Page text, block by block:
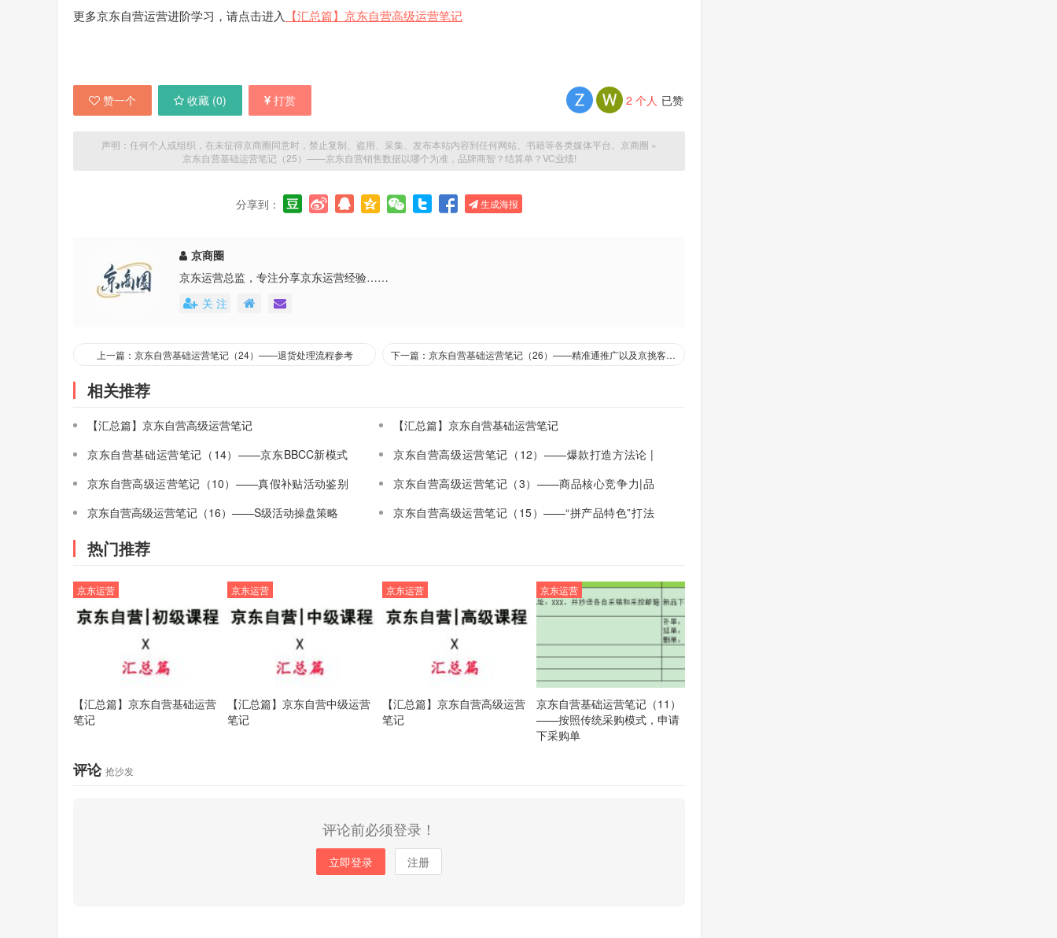
更多京东自营运营进阶学习，请点击进入 【汇总篇】京东自营高级运营笔记
2 个人 已赞
赞一个 收藏 (0) 打赏
声明：任何个人或组织，在未征得京商圈同意时，禁止复制、盗用、采集、发布本站内容到任何网站、书籍等各类媒体平台。 京商圈 »
京东自营基础运营笔记（25）——京东自营销售数据以哪个为准，品牌商智？结算单？VC业绩!
分享到： 生成海报
京商圈
京东运营总监，专注分享京东运营经验……
关 注
上一篇：京东自营基础运营笔记（24）——退货处理流程参考 下一篇：京东自营基础运营笔记（26）——精准通推广以及京挑客常见问题
相关推荐
【汇总篇】京东自营高级运营笔记
【汇总篇】京东自营基础运营笔记
京东自营基础运营笔记（14）——京东BBCC新模式
京东自营高级运营笔记（12）——爆款打造方法论 |
京东自营高级运营笔记（10）——真假补贴活动鉴别
京东自营高级运营笔记（3）——商品核心竞争力|品
京东自营高级运营笔记（16）——S级活动操盘策略
京东自营高级运营笔记（15）——“拼产品特色”打法
热门推荐
【汇总篇】京东自营基础运营
笔记
京东运营
【汇总篇】京东自营中级运营
笔记
京东运营
【汇总篇】京东自营高级运营
笔记
京东运营
京东自营基础运营笔记（11）
——按照传统采购模式，申请
下采购单
京东运营
评论 抢沙发
评论前必须登录！
立即登录 注册